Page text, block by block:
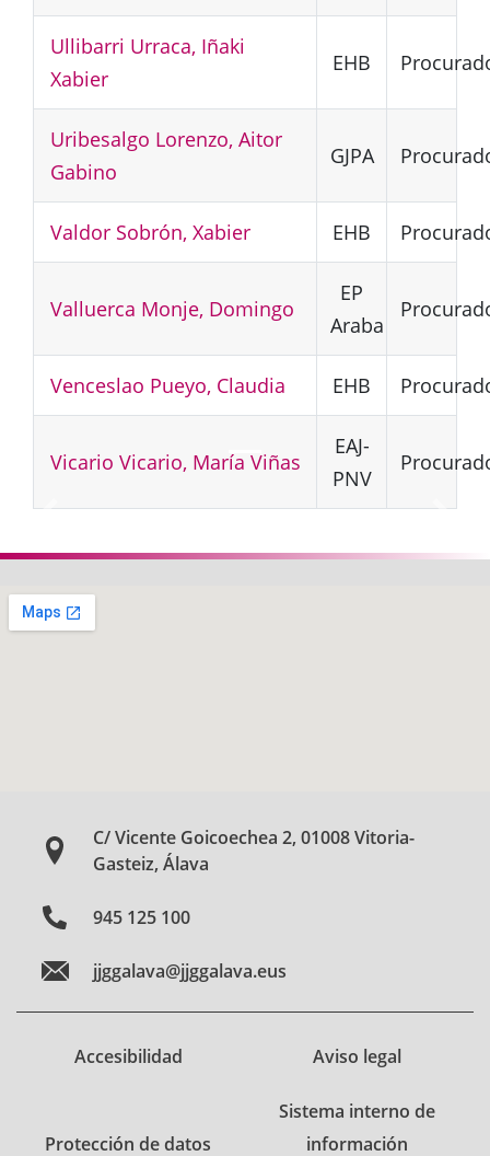
Ullibarri Urraca, Iñaki
Xabier
EHB
Uribesalgo Lorenzo, Aitor
Gabino
GJPA
Valdor Sobrón, Xabier EHB
Valluerca Monje, Domingo
EP
Araba
Venceslao Pueyo, Claudia EHB
Vicario Vicario, María Viñas
EAJ-
PNV
C/ Vicente Goicoechea 2, 01008 Vitoria-
Gasteiz, Álava
945 125 100
jjggalava@jjggalava.eus
Accesibilidad Aviso legal
Protección de datos
Sistema interno de
información